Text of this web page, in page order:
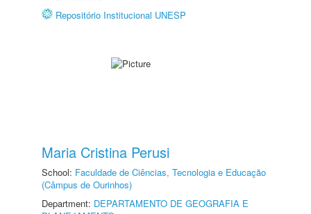
Repositório Institucional UNESP
Maria Cristina Perusi
School: Faculdade de Ciências, Tecnologia e Educação
(Câmpus de Ourinhos)
Department: DEPARTAMENTO DE GEOGRAFIA E